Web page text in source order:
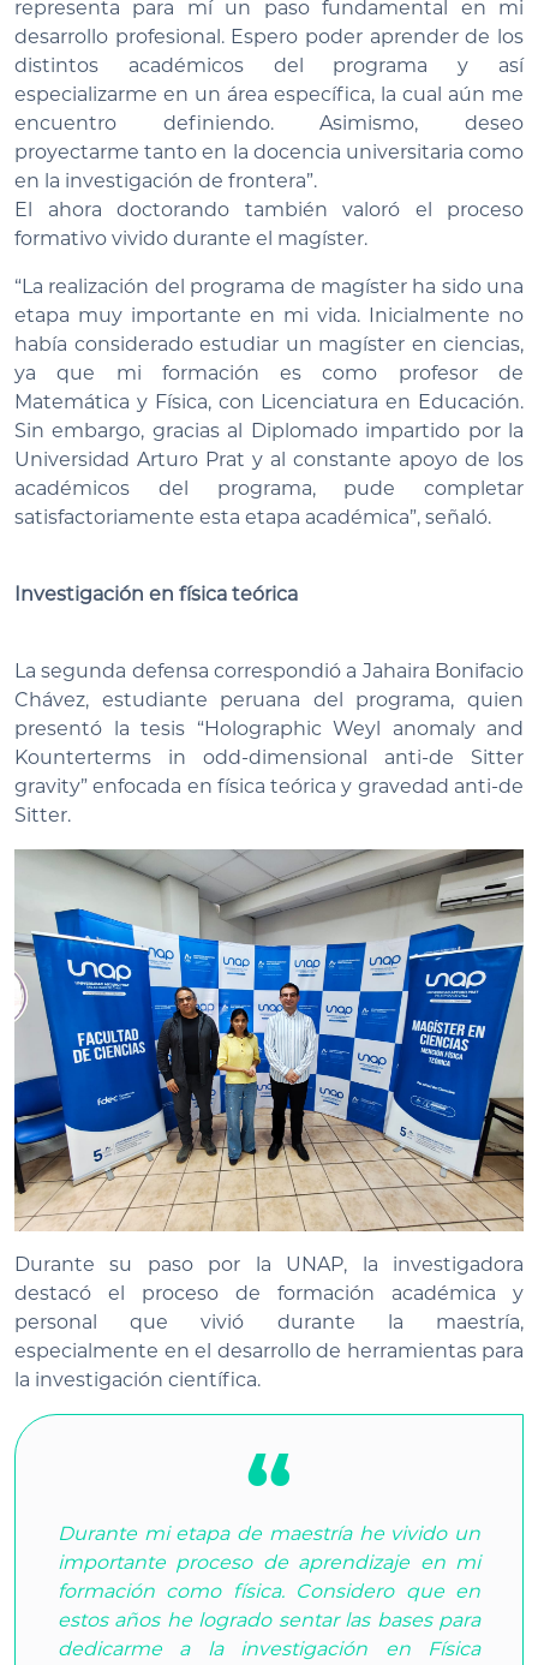
representa para mí un paso fundamental en mi
desarrollo profesional. Espero poder aprender de los
distintos académicos del programa y así
especializarme en un área específica, la cual aún me
encuentro definiendo. Asimismo, deseo
proyectarme tanto en la docencia universitaria como
en la investigación de frontera”.
El ahora doctorando también valoró el proceso
formativo vivido durante el magíster.
“La realización del programa de magíster ha sido una
etapa muy importante en mi vida. Inicialmente no
había considerado estudiar un magíster en ciencias,
ya que mi formación es como profesor de
Matemática y Física, con Licenciatura en Educación.
Sin embargo, gracias al Diplomado impartido por la
Universidad Arturo Prat y al constante apoyo de los
académicos del programa, pude completar
satisfactoriamente esta etapa académica”, señaló.
Investigación en física teórica
La segunda defensa correspondió a Jahaira Bonifacio
Chávez, estudiante peruana del programa, quien
presentó la tesis “Holographic Weyl anomaly and
Kounterterms in odd-dimensional anti-de Sitter
gravity” enfocada en física teórica y gravedad anti-de
Sitter.
Durante su paso por la UNAP, la investigadora
destacó el proceso de formación académica y
personal que vivió durante la maestría,
especialmente en el desarrollo de herramientas para
la investigación científica.
Durante mi etapa de maestría he vivido un
importante proceso de aprendizaje en mi
formación como física. Considero que en
estos años he logrado sentar las bases para
dedicarme a la investigación en Física